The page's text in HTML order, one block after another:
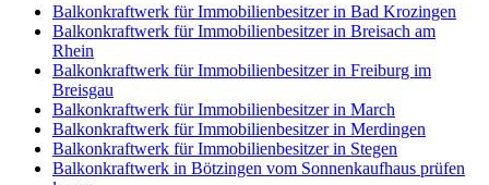
Balkonkraftwerk für Immobilienbesitzer in Bad Krozingen
Balkonkraftwerk für Immobilienbesitzer in Breisach am
Rhein
Balkonkraftwerk für Immobilienbesitzer in Freiburg im
Breisgau
Balkonkraftwerk für Immobilienbesitzer in March
Balkonkraftwerk für Immobilienbesitzer in Merdingen
Balkonkraftwerk für Immobilienbesitzer in Stegen
Balkonkraftwerk in Bötzingen vom Sonnenkaufhaus prüfen